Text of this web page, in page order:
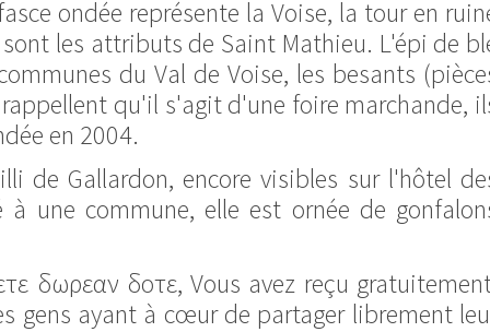
ondée représente la Voise, la tour en
les attributs de Saint Mathieu. L'épi de
du Val de Voise, les besants
qu'il s'agit d'une foire marchande,
en 2004.
de Gallardon, encore visibles sur l'hôtel
une commune, elle est ornée de
δωρεαν δοτε, Vous avez reçu
gens ayant à cœur de partager librement